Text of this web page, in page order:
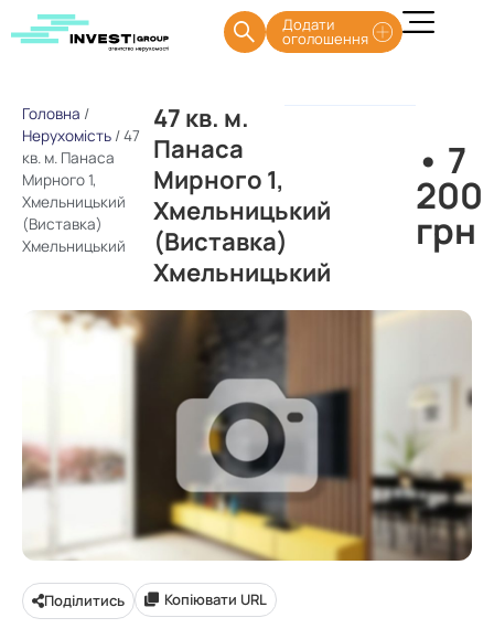
Додати
оголошення
Головна /
Нерухомість /47
кв. м. Панаса
Мирного 1,
Хмельницький
(Виставка)
Хмельницький
47 кв. м.
Панаса
Мирного 1,
Хмельницький
(Виставка)
Хмельницький
• 7
200
грн
Поділитись Копіювати URL